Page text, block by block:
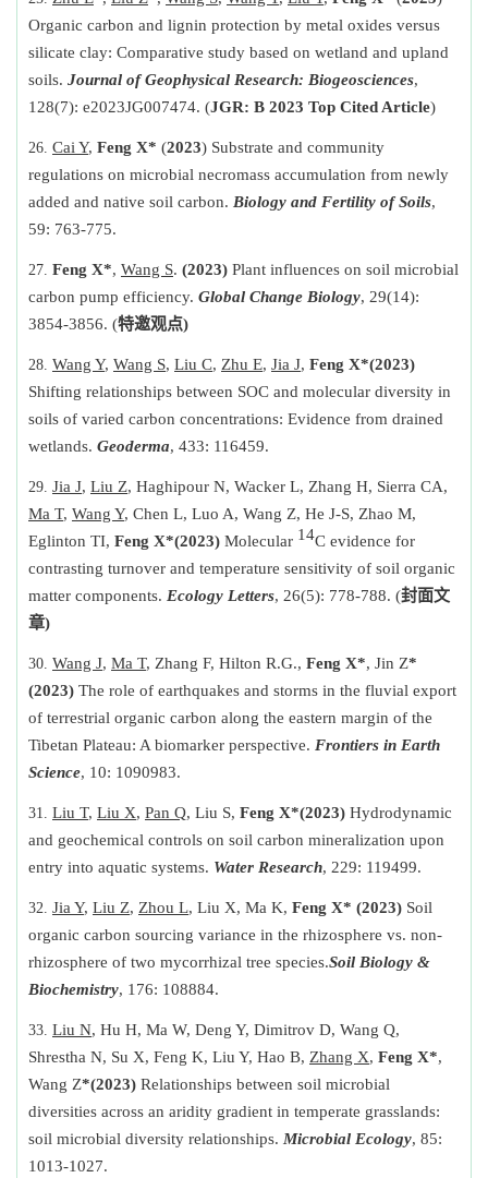
Organic carbon and lignin protection by metal oxides versus
silicate clay: Comparative study based on wetland and upland
soils. Journal of Geophysical Research: Biogeosciences,
128(7): e2023JG007474. (JGR: B 2023 Top Cited Article)
Cai Y, Feng X* (2023) Substrate and community
regulations on microbial necromass accumulation from newly
added and native soil carbon. Biology and Fertility of Soils,
59: 763-775.
Feng X*, Wang S. (2023) Plant influences on soil microbial
carbon pump efficiency. Global Change Biology, 29(14):
3854-3856. (特邀观点)
Wang Y, Wang S, Liu C, Zhu E, Jia J, Feng X*(2023)
Shifting relationships between SOC and molecular diversity in
soils of varied carbon concentrations: Evidence from drained
wetlands. Geoderma, 433: 116459.
Jia J, Liu Z, Haghipour N, Wacker L, Zhang H, Sierra CA,
Ma T, Wang Y, Chen L, Luo A, Wang Z, He J-S, Zhao M,
Eglinton TI, Feng X*(2023) Molecular 14C evidence for
contrasting turnover and temperature sensitivity of soil organic
matter components. Ecology Letters, 26(5): 778-788. (封面文
章)
Wang J, Ma T, Zhang F, Hilton R.G., Feng X*, Jin Z*
(2023) The role of earthquakes and storms in the fluvial export
of terrestrial organic carbon along the eastern margin of the
Tibetan Plateau: A biomarker perspective. Frontiers in Earth
Science, 10: 1090983.
Liu T, Liu X, Pan Q, Liu S, Feng X*(2023) Hydrodynamic
and geochemical controls on soil carbon mineralization upon
entry into aquatic systems. Water Research, 229: 119499.
Jia Y, Liu Z, Zhou L, Liu X, Ma K, Feng X* (2023) Soil
organic carbon sourcing variance in the rhizosphere vs. non-
rhizosphere of two mycorrhizal tree species.Soil Biology &
Biochemistry, 176: 108884.
Liu N, Hu H, Ma W, Deng Y, Dimitrov D, Wang Q,
Shrestha N, Su X, Feng K, Liu Y, Hao B, Zhang X, Feng X*,
Wang Z*(2023) Relationships between soil microbial
diversities across an aridity gradient in temperate grasslands:
soil microbial diversity relationships. Microbial Ecology, 85:
1013-1027.